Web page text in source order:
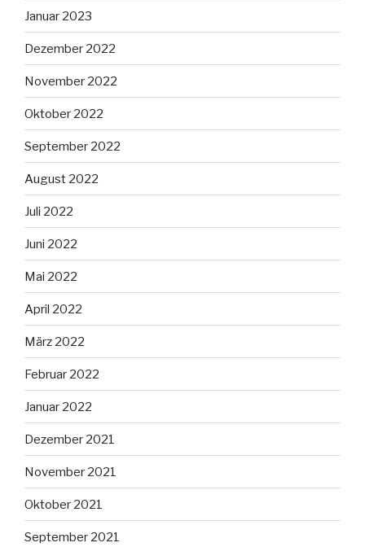
Januar 2023
Dezember 2022
November 2022
Oktober 2022
September 2022
August 2022
Juli 2022
Juni 2022
Mai 2022
April 2022
März 2022
Februar 2022
Januar 2022
Dezember 2021
November 2021
Oktober 2021
September 2021